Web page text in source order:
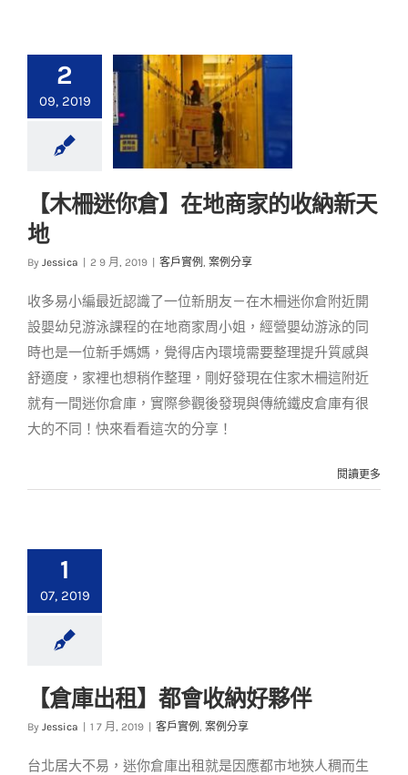
2
09, 2019
【木柵迷你倉】在地商家的收納新天
地
By Jessica 2 9 月, 2019 客戶實例 , 案例分享
收多易小編最近認識了一位新朋友－在木柵迷你倉附近開
設嬰幼兒游泳課程的在地商家周小姐，經營嬰幼游泳的同
時也是一位新手媽媽，覺得店內環境需要整理提升質感與
舒適度，家裡也想稍作整理，剛好發現在住家木柵這附近
就有一間迷你倉庫，實際參觀後發現與傳統鐵皮倉庫有很
大的不同！快來看看這次的分享！
閱讀更多
1
07, 2019
【倉庫出租】都會收
客戶實例 案例分享
【倉庫出租】都會收納好夥伴
By Jessica 1 7 月, 2019 客戶實例 , 案例分享
台北居大不易，迷你倉庫出租就是因應都市地狹人稠而生